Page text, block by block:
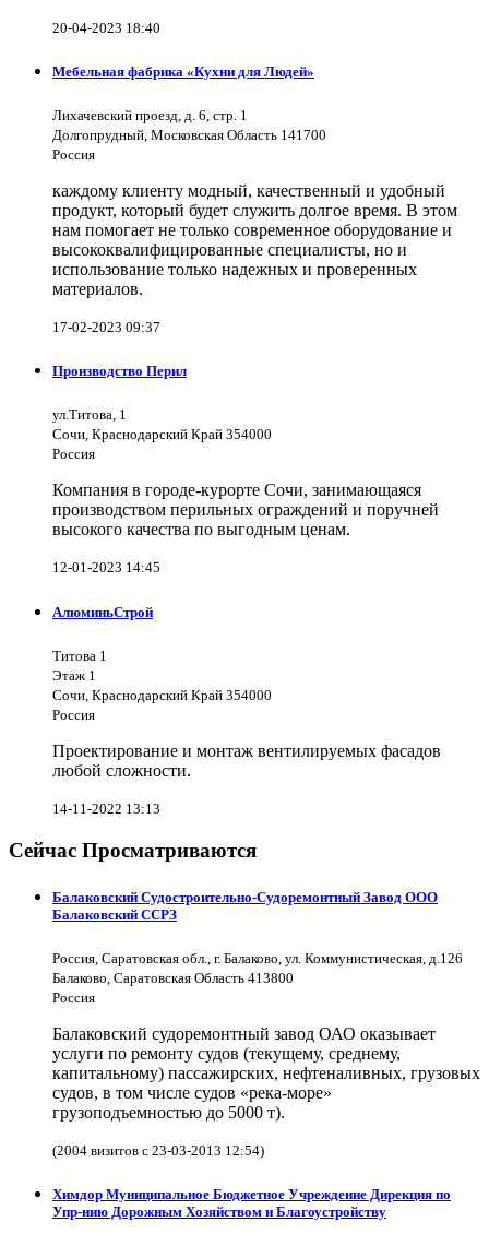
20-04-2023 18:40
Мебельная фабрика «Кухни для Людей»
Лихачевский проезд, д. 6, стр. 1
Долгопрудный, Московская Область 141700
Россия
каждому клиенту модный, качественный и удобный
продукт, который будет служить долгое время. В этом
нам помогает не только современное оборудование и
высококвалифицированные специалисты, но и
использование только надежных и проверенных
материалов.
17-02-2023 09:37
Производство Перил
ул.Титова, 1
Сочи, Краснодарский Край 354000
Россия
Компания в городе-курорте Сочи, занимающаяся
производством перильных ограждений и поручней
высокого качества по выгодным ценам.
12-01-2023 14:45
АлюминьСтрой
Титова 1
Этаж 1
Сочи, Краснодарский Край 354000
Россия
Проектирование и монтаж вентилируемых фасадов
любой сложности.
14-11-2022 13:13
Сейчас Просматриваются
Балаковский Судостроительно-Судоремонтный Завод ООО
Балаковский ССРЗ
Россия, Саратовская обл., г. Балаково, ул. Коммунистическая, д.126
Балаково, Саратовская Область 413800
Россия
Балаковский судоремонтный завод ОАО оказывает
услуги по ремонту судов (текущему, среднему,
капитальному) пассажирских, нефтеналивных, грузовых
судов, в том числе судов «река-море»
грузоподъемностью до 5000 т).
(2004 визитов с 23-03-2013 12:54)
Химдор Муниципальное Бюджетное Учреждение Дирекция по
Упр-нию Дорожным Хозяйством и Благоустройству